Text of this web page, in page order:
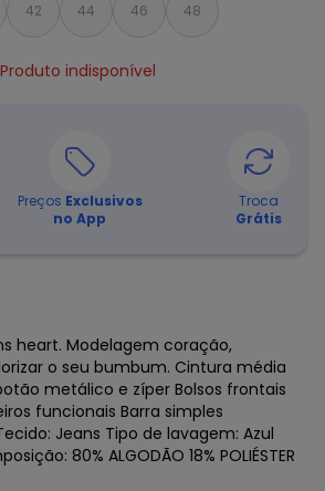
42 44 46 48
Produto indisponível
Preços Exclusivos
no App
Troca
Grátis
heart. Modelagem coração,
o seu bumbum. Cintura média
metálico e zíper Bolsos frontais
funcionais Barra simples
Jeans Tipo de lavagem: Azul
80% ALGODÃO 18% POLIÉSTER